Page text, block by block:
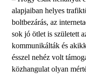
alapjaiban helyes
boltbezárás, az
sok jó ötlet is született
kommunikálták és
ésszel nehéz volt
közhangulat olyan